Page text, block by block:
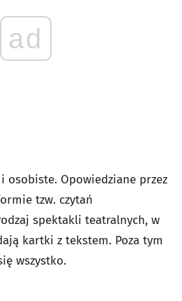
ad
osobiste. Opowiedziane przez
tzw. czytań
spektakli teatralnych, w
kartki z tekstem. Poza tym
wszystko.